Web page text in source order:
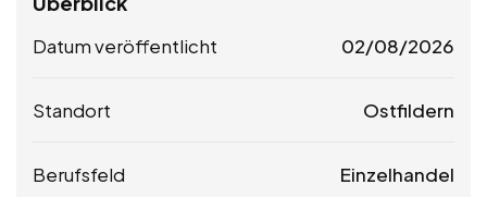
Datum veröffentlicht 02/08/2026
Standort Ostfildern
Berufsfeld Einzelhandel